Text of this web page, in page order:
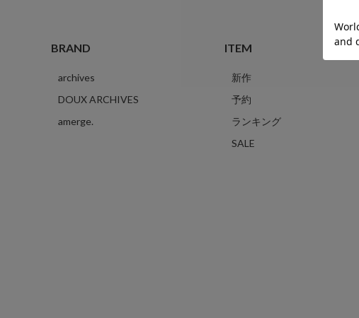
BRAND
archives
DOUX ARCHIVES
amerge.
ITEM
新作
予約
ランキング
SALE